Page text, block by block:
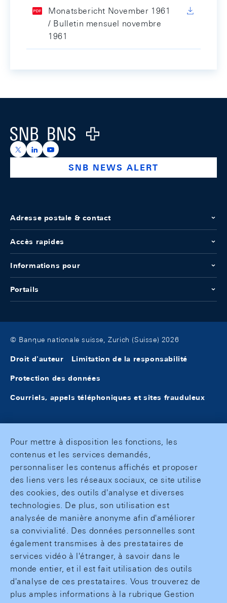
Monatsbericht November 1961
/ Bulletin mensuel novembre
1961
Logo
https://x.com/snb_bns
https://ch.linkedin.com/company/swiss-national-
https://www.youtube.com/@swissnationalbank
SNB NEWS ALERT
Adresse postale & contact
Accès rapides
Informations pour
Portails
© Banque nationale suisse, Zurich (Suisse) 2026
Droit d'auteur Limitation de la responsabilité
Protection des données
Courriels, appels téléphoniques et sites frauduleux
Pour mettre à disposition les fonctions, les
contenus et les services demandés,
personnaliser les contenus affichés et proposer
des liens vers les réseaux sociaux, ce site utilise
des cookies, des outils d'analyse et diverses
technologies. De plus, son utilisation est
analysée de manière anonyme afin d'améliorer
sa convivialité. Des données personnelles sont
également transmises à des prestataires de
services vidéo à l'étranger, à savoir dans le
monde entier, et il est fait utilisation des outils
d'analyse de ces prestataires. Vous trouverez de
plus amples informations à la rubrique Gestion